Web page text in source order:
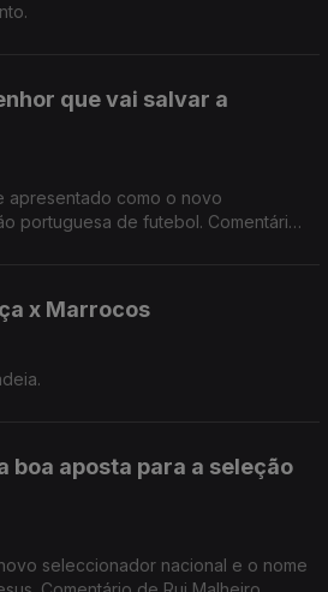
que vai salvar a
apresentado como o novo
portuguesa de futebol. Comentário
x Marrocos
boa aposta para a seleção
seleccionador nacional e o nome